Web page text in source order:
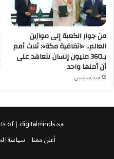
من جوار الكعبة إلى موازين
العالم.. «اتفاقية مكة»: ثلاث أمم
بـ360 مليون إنسان تتعاهد على
أن أمنها واحد
منذ ساعتين
of | digitalminds.sa
أعلن معنا سياسة